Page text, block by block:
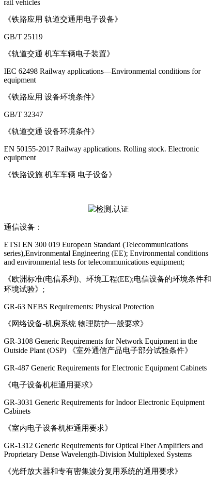
rail vehicles
《铁路应用 轨道交通用电子设备》
GB/T 25119
《轨道交通 机车车辆电子装置》
IEC 62498 Railway applications—Environmental conditions for
equipment
《铁路应用 设备环境条件》
GB/T 32347
《轨道交通 设备环境条件》
EN 50155-2017 Railway applications. Rolling stock. Electronic
equipment
《铁路设施 机车车辆 电子设备》
通信设备：
ETSI EN 300 019 European Standard (Telecommunications
series),Environmental Engineering (EE); Environmental conditions
and environmental tests for telecommunications equipment;
《欧洲标准(电信系列)、环境工程(EE);电信设备的环境条件和
环境试验》;
GR-63 NEBS Requirements: Physical Protection
《网络设备-机房系统 物理防护一般要求》
GR-3108 Generic Requirements for Network Equipment in the
Outside Plant (OSP) 《室外通信产品电子部分试验条件》
GR-487 Generic Requirements for Electronic Equipment Cabinets
《电子设备机柜通用要求》
GR-3031 Generic Requirements for Indoor Electronic Equipment
Cabinets
《室内电子设备机柜通用要求》
GR-1312 Generic Requirements for Optical Fiber Amplifiers and
Proprietary Dense Wavelength-Division Multiplexed Systems
《光纤放大器和专有密集波分复用系统的通用要求》